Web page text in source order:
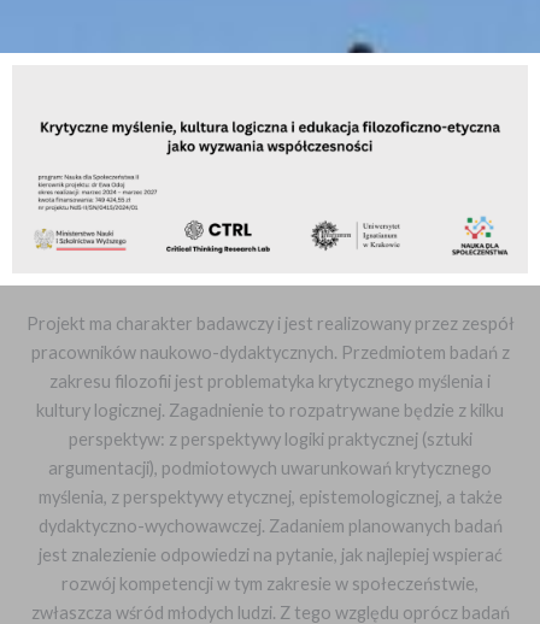
Projekt ma charakter badawczy i jest realizowany przez zespół
pracowników naukowo-dydaktycznych. Przedmiotem badań z
zakresu filozofii jest problematyka krytycznego myślenia i
kultury logicznej. Zagadnienie to rozpatrywane będzie z kilku
perspektyw: z perspektywy logiki praktycznej (sztuki
argumentacji), podmiotowych uwarunkowań krytycznego
myślenia, z perspektywy etycznej, epistemologicznej, a także
dydaktyczno-wychowawczej. Zadaniem planowanych badań
jest znalezienie odpowiedzi na pytanie, jak najlepiej wspierać
rozwój kompetencji w tym zakresie w społeczeństwie,
zwłaszcza wśród młodych ludzi. Z tego względu oprócz badań